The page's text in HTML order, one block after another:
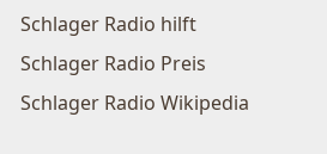
Schlager Radio hilft
Schlager Radio Preis
Schlager Radio Wikipedia